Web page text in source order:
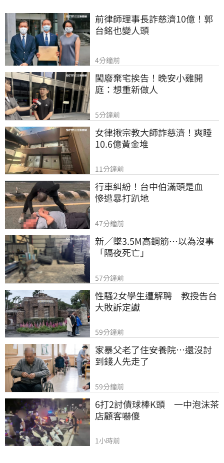
前律師理事長詐慈濟10億！郭
台銘也變人頭
4分鐘前
闖廢棄宅挨告！晚安小雞開
庭：想重新做人
5分鐘前
女律揪宗教大師詐慈濟！爽睡
10.6億黃金堆
11分鐘前
行車糾紛！台中伯滿頭是血
慘遭暴打趴地
47分鐘前
新／墜3.5M高鋼筋…以為沒事
「隔夜死亡」
57分鐘前
性騷2女學生遭解聘　教授告台
大敗訴定讞
59分鐘前
家暴父老了住安養院…還沒討
到錢人先走了
59分鐘前
6打2討債球棒K頭　一中泡沫茶
店顧客嚇傻
1小時前